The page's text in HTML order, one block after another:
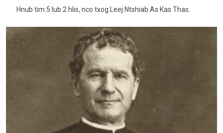
Hnub tim 5 lub 2 hlis, nco txog Leej Ntshiab As Kas Thas.